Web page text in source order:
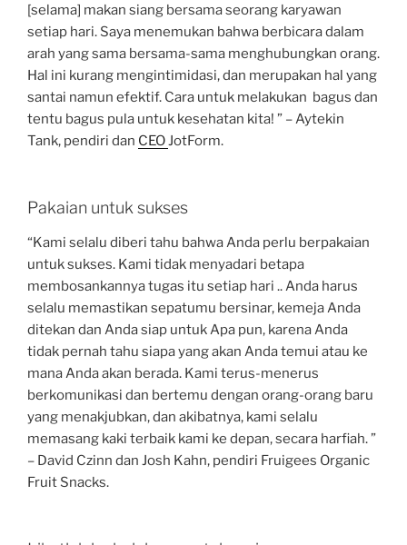
[selama] makan siang bersama seorang karyawan
setiap hari. Saya menemukan bahwa berbicara dalam
arah yang sama bersama-sama menghubungkan orang.
Hal ini kurang mengintimidasi, dan merupakan hal yang
santai namun efektif. Cara untuk melakukan bagus dan
tentu bagus pula untuk kesehatan kita! ” – Aytekin
Tank, pendiri dan CEOJotForm.
Pakaian untuk sukses
“Kami selalu diberi tahu bahwa Anda perlu berpakaian
untuk sukses. Kami tidak menyadari betapa
membosankannya tugas itu setiap hari .. Anda harus
selalu memastikan sepatumu bersinar, kemeja Anda
ditekan dan Anda siap untuk Apa pun, karena Anda
tidak pernah tahu siapa yang akan Anda temui atau ke
mana Anda akan berada. Kami terus-menerus
berkomunikasi dan bertemu dengan orang-orang baru
yang menakjubkan, dan akibatnya, kami selalu
memasang kaki terbaik kami ke depan, secara harfiah. ”
– David Czinn dan Josh Kahn, pendiri Fruigees Organic
Fruit Snacks.